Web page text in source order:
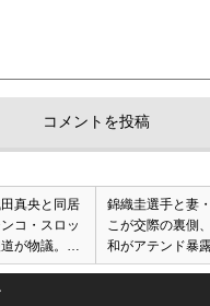
んでるだけのクズ野郎をいつ
だからさっさと消せ
真央と同居
コ・スロッ
が物議。姉
囲が懸念
錦織圭選手と妻
こが交際の裏側
和がアテンド暴
の声も。親が結